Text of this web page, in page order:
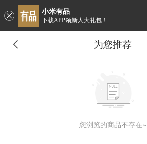
小米有品
下载APP领新人大礼包！
为您推荐
您浏览的商品不存在~